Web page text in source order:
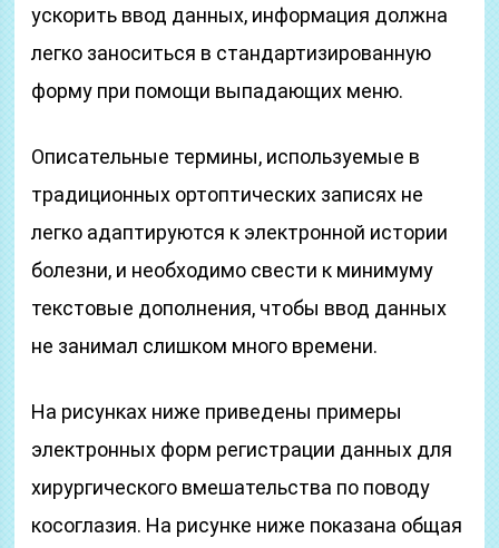
ускорить ввод данных, информация должна
легко заноситься в стандартизированную
форму при помощи выпадающих меню.
Описательные термины, используемые в
традиционных ортоптических записях не
легко адаптируются к электронной истории
болезни, и необходимо свести к минимуму
текстовые дополнения, чтобы ввод данных
не занимал слишком много времени.
На рисунках ниже приведены примеры
электронных форм регистрации данных для
хирургического вмешательства по поводу
косоглазия. На рисунке ниже показана общая